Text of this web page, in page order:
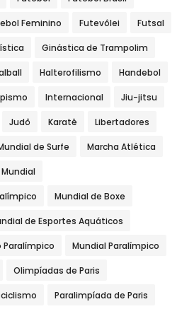
Feminino Futevôlei Futsal
Ginástica de Trampolim
Halterofilismo Handebol
Internacional Jiu-jitsu
Judô Karatê Libertadores
de Surfe Marcha Atlética
Mundial
Mundial de Boxe
de Esportes Aquáticos
Mundial Paralímpico
Olimpíadas de Paris
Paralimpíada de Paris